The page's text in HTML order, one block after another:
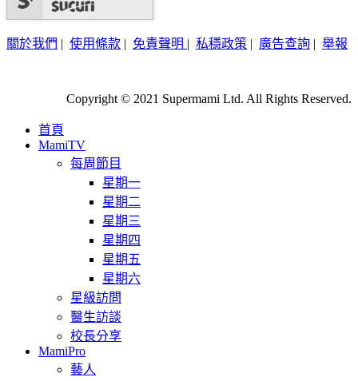
關於我們 | 使用條款 | 免責聲明 | 私穩政策 | 廣告查詢 | 舉報
Copyright © 2021 Supermami Ltd. All Rights Reserved.
首頁
MamiTV
每周節目
星期一
星期二
星期三
星期四
星期五
星期六
星級訪問
醫生訪談
校長分享
MamiPro
藝人